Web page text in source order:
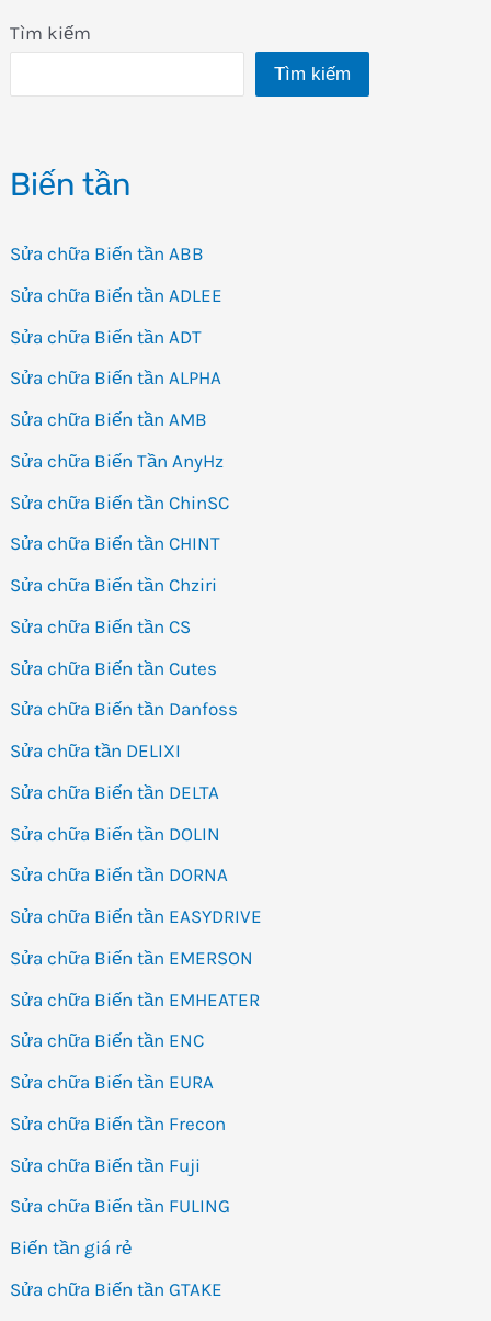
Tìm kiếm
Tìm kiếm
Biến tần
Sửa chữa Biến tần ABB
Sửa chữa Biến tần ADLEE
Sửa chữa Biến tần ADT
Sửa chữa Biến tần ALPHA
Sửa chữa Biến tần AMB
Sửa chữa Biến Tần AnyHz
Sửa chữa Biến tần ChinSC
Sửa chữa Biến tần CHINT
Sửa chữa Biến tần Chziri
Sửa chữa Biến tần CS
Sửa chữa Biến tần Cutes
Sửa chữa Biến tần Danfoss
Sửa chữa tần DELIXI
Sửa chữa Biến tần DELTA
Sửa chữa Biến tần DOLIN
Sửa chữa Biến tần DORNA
Sửa chữa Biến tần EASYDRIVE
Sửa chữa Biến tần EMERSON
Sửa chữa Biến tần EMHEATER
Sửa chữa Biến tần ENC
Sửa chữa Biến tần EURA
Sửa chữa Biến tần Frecon
Sửa chữa Biến tần Fuji
Sửa chữa Biến tần FULING
Biến tần giá rẻ
Sửa chữa Biến tần GTAKE